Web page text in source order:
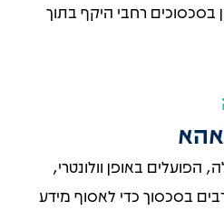
בסכסוכים רחבי היקף בתוך
באופן וולונטרי,
בסכסוך כדי לאסוף מידע